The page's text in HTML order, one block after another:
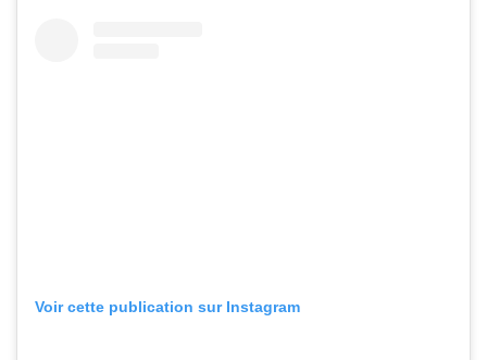
Voir cette publication sur Instagram